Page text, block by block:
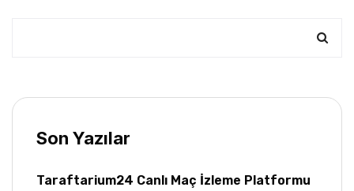
Son Yazılar
Taraftarium24 Canlı Maç İzleme Platformu